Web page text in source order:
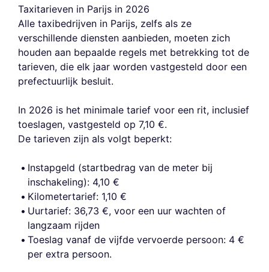
Taxitarieven in Parijs in 2026
Alle taxibedrijven in Parijs, zelfs als ze
verschillende diensten aanbieden, moeten zich
houden aan bepaalde regels met betrekking tot de
tarieven, die elk jaar worden vastgesteld door een
prefectuurlijk besluit.
In 2026 is het minimale tarief voor een rit, inclusief
toeslagen, vastgesteld op 7,10 €.
De tarieven zijn als volgt beperkt:
Instapgeld (startbedrag van de meter bij
inschakeling): 4,10 €
Kilometertarief: 1,10 €
Uurtarief: 36,73 €, voor een uur wachten of
langzaam rijden
Toeslag vanaf de vijfde vervoerde persoon: 4 €
per extra persoon.